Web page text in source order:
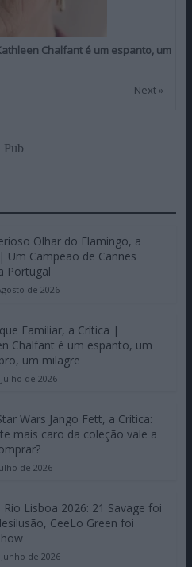
Chalfant é um espanto, um
Next »
Pub
Olhar do Flamingo, a
Um Campeão de Cannes
Portugal
Familiar, a Crítica |
Chalfant é um espanto, um
um milagre